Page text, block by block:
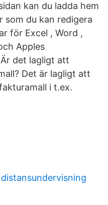
kan du ladda hem
som du kan redigera
för Excel , Word ,
Apples
det lagligt att
Det är lagligt att
i t.ex.